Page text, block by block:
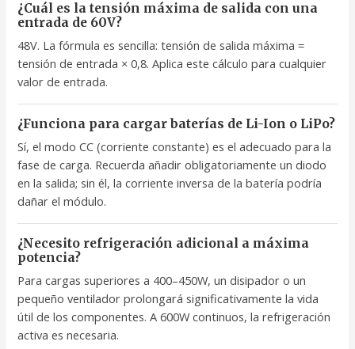
¿Cuál es la tensión máxima de salida con una
entrada de 60V?
48V. La fórmula es sencilla: tensión de salida máxima =
tensión de entrada × 0,8. Aplica este cálculo para cualquier
valor de entrada.
¿Funciona para cargar baterías de Li-Ion o LiPo?
Sí, el modo CC (corriente constante) es el adecuado para la
fase de carga. Recuerda añadir obligatoriamente un diodo
en la salida; sin él, la corriente inversa de la batería podría
dañar el módulo.
¿Necesito refrigeración adicional a máxima
potencia?
Para cargas superiores a 400–450W, un disipador o un
pequeño ventilador prolongará significativamente la vida
útil de los componentes. A 600W continuos, la refrigeración
activa es necesaria.